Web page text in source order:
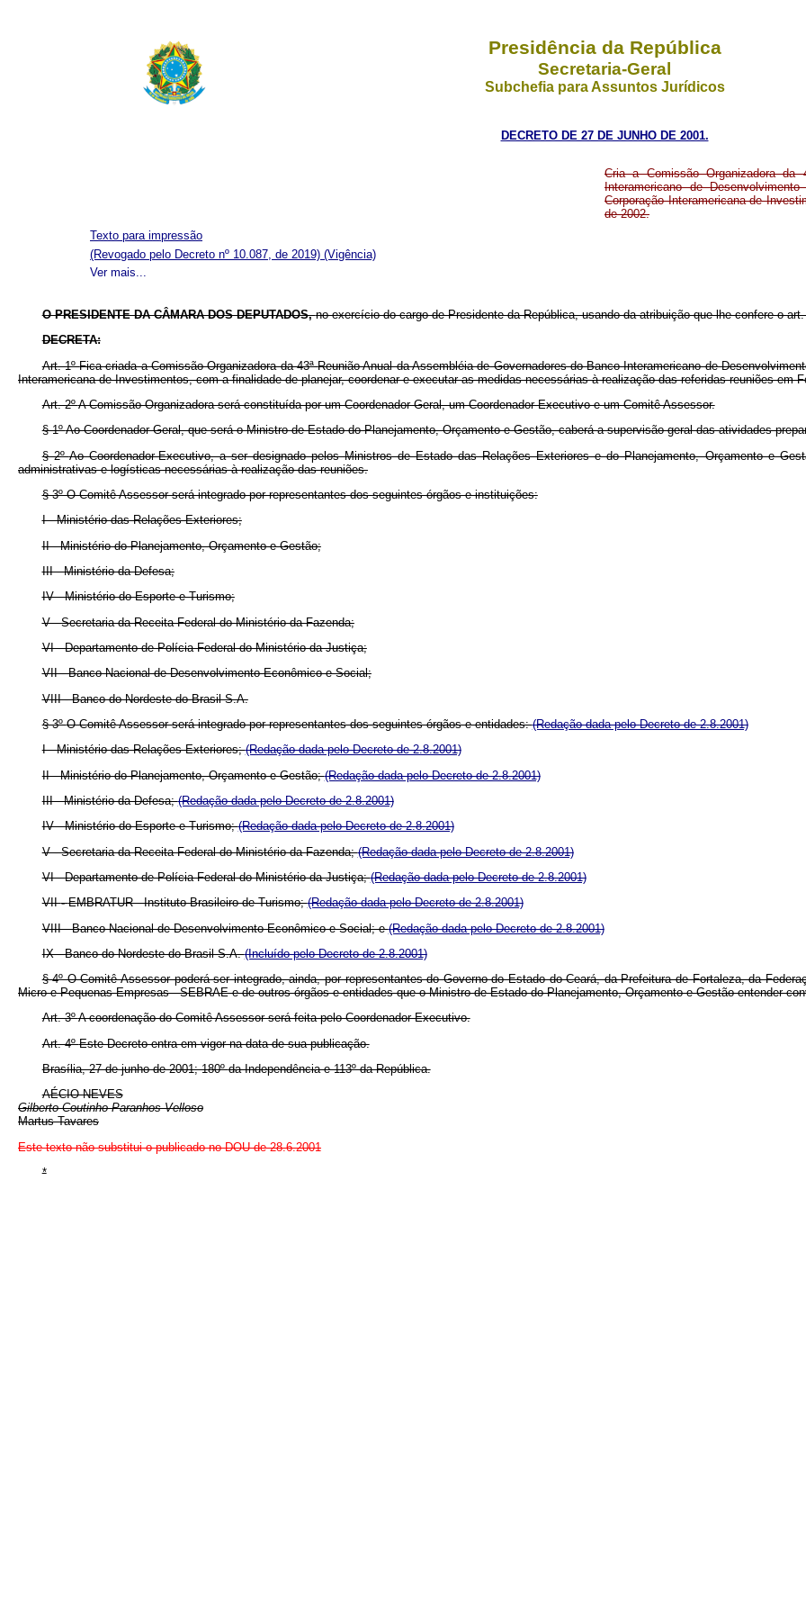
Presidência da República
Secretaria-Geral
Subchefia para Assuntos Jurídicos
DECRETO DE 27 DE JUNHO DE 2001.
Cria a Comissão Organizadora da
Interamericano de
Corporação Interamericana de
de 2002.
Texto para impressão
Ver mais...
(Revogado pelo Decreto nº 10.087, de 2019) (Vigência)
O PRESIDENTE DA CÂMARA DOS DEPUTADOS,no exercício do cargo de Presidente da República, usando da atribuição que lhe confere o
DECRETA:
Art. 1ºFica criada a Comissão Organizadora da 43ªReunião Anual da Assembléia de Governadores do Banco Interamericano de
Interamericana de Investimentos, com a finalidade de planejar, coordenar e executar as medidas necessárias à realização das referidas reuniões em
Art. 2ºA Comissão Organizadora será constituída por um Coordenador-Geral, um Coordenador-Executivo e um Comitê Assessor.
§ 1ºAo Coordenador-Geral, que será o Ministro de Estado do Planejamento, Orçamento e Gestão, caberá a supervisão geral das atividades
§ 2ºAo Coordenador-Executivo, a ser designado pelos Ministros de Estado das Relações Exteriores e do Planejamento, Orçamento e
administrativas e logísticas necessárias à realização das reuniões.
§ 3º O Comitê Assessor será integrado por representantes dos seguintes órgãos e instituições:
I - Ministério das Relações Exteriores;
II - Ministério do Planejamento, Orçamento e Gestão;
III - Ministério da Defesa;
IV - Ministério do Esporte e Turismo;
V - Secretaria da Receita Federal do Ministério da Fazenda;
VI - Departamento de Polícia Federal do Ministério da Justiça;
VII - Banco Nacional de Desenvolvimento Econômico e Social;
VIII - Banco do Nordeste do Brasil S.A.
§ 3ºO Comitê Assessor será integrado por representantes dos seguintes órgãos e entidades:(Redação dada pelo Decreto de 2.8.2001)
I - Ministério das Relações Exteriores;(Redação dada pelo Decreto de 2.8.2001)
II - Ministério do Planejamento, Orçamento e Gestão;(Redação dada pelo Decreto de 2.8.2001)
III - Ministério da Defesa;(Redação dada pelo Decreto de 2.8.2001)
IV - Ministério do Esporte e Turismo;(Redação dada pelo Decreto de 2.8.2001)
V - Secretaria da Receita Federal do Ministério da Fazenda;(Redação dada pelo Decreto de 2.8.2001)
VI - Departamento de Polícia Federal do Ministério da Justiça;(Redação dada pelo Decreto de 2.8.2001)
VII-EMBRATUR - Instituto Brasileiro de Turismo;(Redação dada pelo Decreto de 2.8.2001)
VIII - Banco Nacional de Desenvolvimento Econômico e Social; e(Redação dada pelo Decreto de 2.8.2001)
IX - Banco do Nordeste do Brasil S.A.(Incluído pelo Decreto de 2.8.2001)
§ 4º O Comitê Assessor poderá ser integrado, ainda, por representantes do Governo do Estado do Ceará, da Prefeitura de Fortaleza, da
Micro e Pequenas Empresas - SEBRAE e de outros órgãos e entidades que o Ministro de Estado do Planejamento, Orçamento e Gestão entender
Art. 3ºA coordenação do Comitê Assessor será feita pelo Coordenador-Executivo.
Art. 4ºEste Decreto entra em vigor na data de sua publicação.
Brasília, 27 de junho de 2001; 180ºda Independência e 113º da República.
AÉCIO NEVES
Gilberto Coutinho Paranhos Velloso
Martus Tavares
Este texto não substitui o publicado no DOU de 28.6.2001
*